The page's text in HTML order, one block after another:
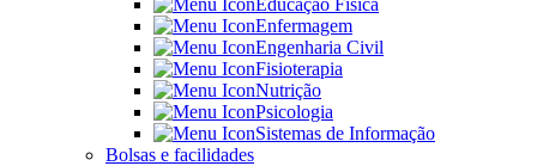
Educação Física
Enfermagem
Engenharia Civil
Fisioterapia
Nutrição
Psicologia
Sistemas de Informação
Bolsas e facilidades